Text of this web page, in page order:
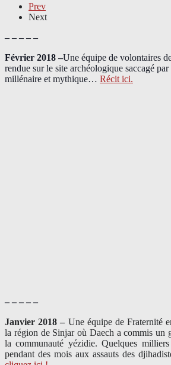
Prev
Next
– – – – –
Février 2018 –Une équipe de volontaires
rendue sur le site archéologique saccagé
millénaire et mythique… Récit ici.
– – – – –
Janvier 2018 – Une équipe de Fraternité
la région de Sinjar où Daech a commis un
la communauté yézidie. Quelques
pendant des mois aux assauts des